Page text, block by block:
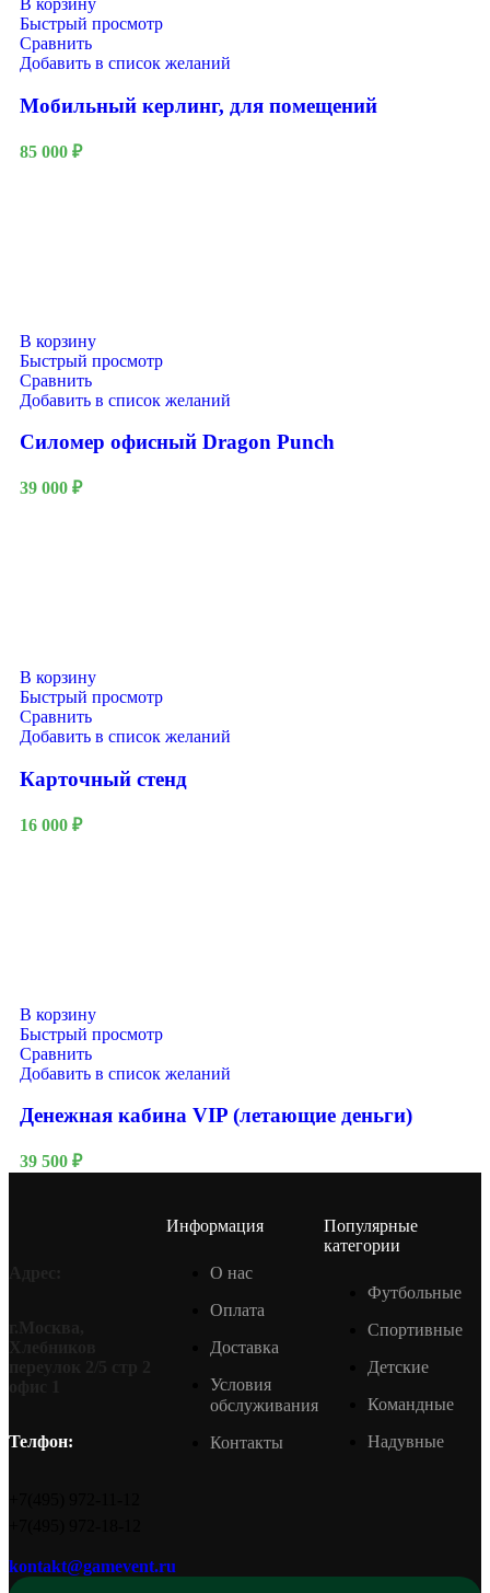
В корзину
Быстрый просмотр
Сравнить
Добавить в список желаний
Мобильный керлинг, для помещений
85 000 ₽
В корзину
Быстрый просмотр
Сравнить
Добавить в список желаний
Силомер офисный Dragon Punch
39 000 ₽
В корзину
Быстрый просмотр
Сравнить
Добавить в список желаний
Карточный стенд
16 000 ₽
В корзину
Быстрый просмотр
Сравнить
Добавить в список желаний
Денежная кабина VIP (летающие деньги)
39 500 ₽
Телфон:
kontakt@gamevent.ru
Информация
О нас
Оплата
Доставка
Условия
обслуживания
Контакты
Популярные
категории
Футбольные
Спортивные
Детские
Командные
Надувные